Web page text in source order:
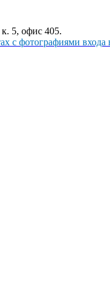
5, офис 405.
с фотографиями входа